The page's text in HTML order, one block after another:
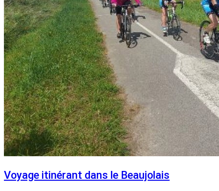
Voyage itinérant dans le Beaujolais